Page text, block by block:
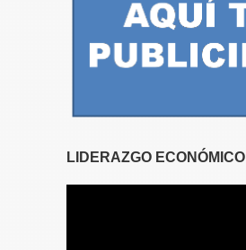
LIDERAZGO ECONÓMICO